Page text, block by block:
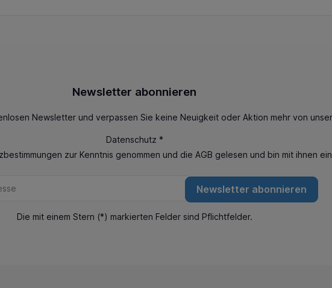
Newsletter abonnieren
Newsletter und verpassen Sie keine Neuigkeit oder Aktion mehr von
Datenschutz *
zur Kenntnis genommen und die AGB gelesen und bin mit ihnen
Newsletter abonnieren
Die mit einem Stern (*) markierten Felder sind Pflichtfelder.